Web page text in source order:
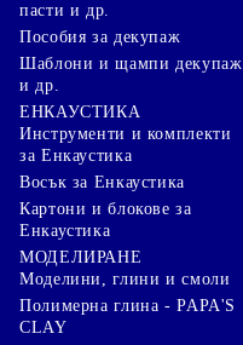
пасти и др.
Пособия за декупаж
Шаблони и щампи декупаж
и др.
ЕНКАУСТИКА
Инструменти и комплекти
за Енкаустика
Восък за Енкаустика
Картони и блокове за
Енкаустика
МОДЕЛИРАНЕ
Моделини, глини и смоли
Полимерна глина - PAPA'S
CLAY